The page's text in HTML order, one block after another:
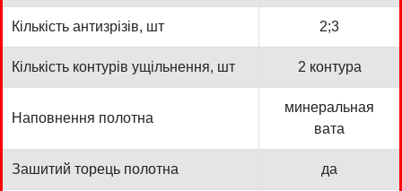
Кількість антизрізів, шт 2;3
Кількість контурів ущільнення, шт 2 контура
Наповнення полотна
минеральная
вата
Зашитий торець полотна да